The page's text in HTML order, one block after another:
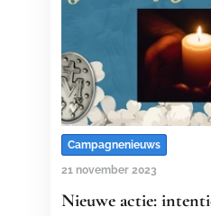
Campagnenieuws
21 november 2023
Nieuwe actie: